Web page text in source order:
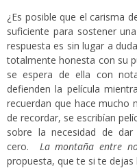
¿Es posible que el carisma
suficiente para sostener
respuesta es sin lugar a
totalmente honesta con su
se espera de ella con
defienden la película
recuerdan que hace mucho
de recordar, se escribían
sobre la necesidad de
cero.
La montaña entre
propuesta, que te si te